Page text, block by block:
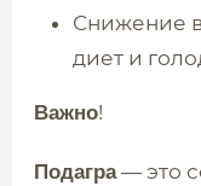
Снижение
диет и
Важно!
Подагра— это